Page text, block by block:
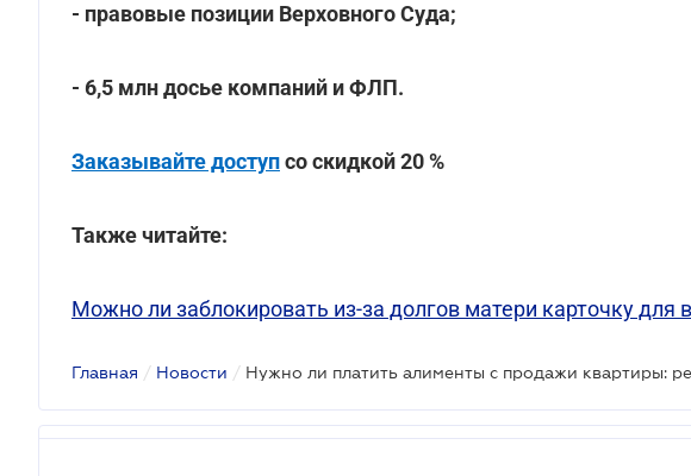
- правовые позиции Верховного Суда;
- 6,5 млн досье компаний и ФЛП.
Заказывайте доступсо скидкой 20 %
Также читайте:
Можно ли заблокировать из-за долгов матери карточку
Главная / Новости /